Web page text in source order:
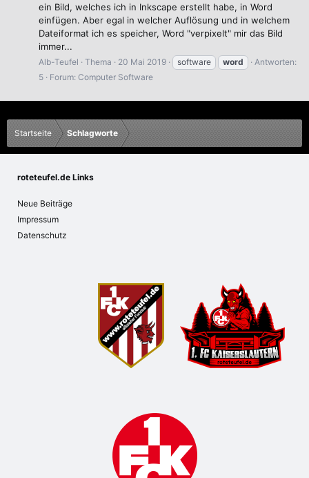
ein Bild, welches ich in Inkscape erstellt habe, in Word
einfügen. Aber egal in welcher Auflösung und in welchem
Dateiformat ich es speicher, Word "verpixelt" mir das Bild
immer...
Alb-Teufel Thema 20 Mai 2019 software word
Antworten:
5
Forum: Computer Software
Startseite Schlagworte
roteteufel.de Links
Neue Beiträge
Impressum
Datenschutz